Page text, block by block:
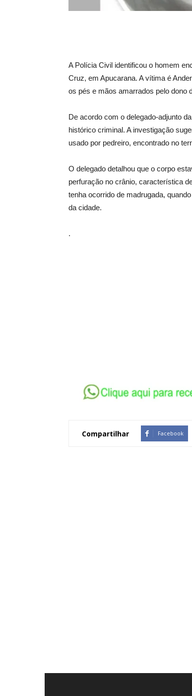
A Polícia Civil identificou o homem
Cruz, em Apucarana. A vítima é
os pés e mãos amarrados pelo dono
De acordo com o delegado-adjunto
histórico criminal. A investigação
usado por pedreiro, encontrado no
O delegado detalhou que o corpo
perfuração no crânio, característica
tenha ocorrido de madrugada,
da cidade.
.
Compartilhar Facebook